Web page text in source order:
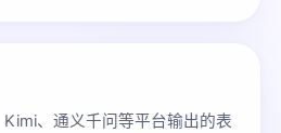
、通义千问等平台输出的表